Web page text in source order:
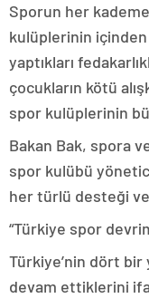
Sporun her
kulüplerinin
yaptıkları
çocukların kötü
spor kulüplerinin
Bakan Bak, spora
spor kulübü
her türlü desteği
“Türkiye spor
Türkiye’nin dört bir
devam ettiklerini